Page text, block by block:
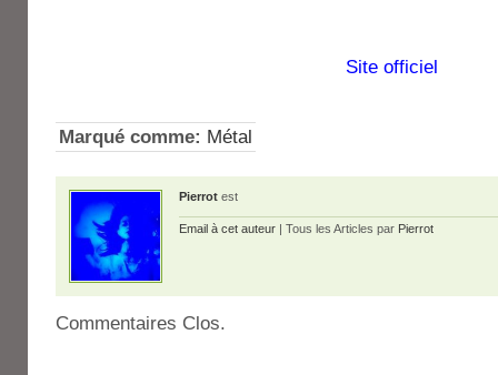
Site officiel
Marqué comme: Métal
Pierrot est
Email à cet auteur | Tous les Articles par Pierrot
Commentaires Clos.